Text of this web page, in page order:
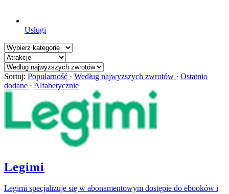
Usługi
Sortuj: Popularność · Według najwyższych zwrotów · Ostatnio
dodane · Alfabetycznie
Legimi
Legimi specjalizuje się w abonamentowym dostępie do ebooków i